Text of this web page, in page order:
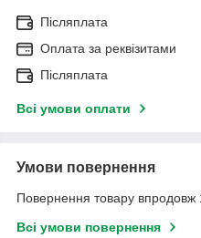
Післяплата
Оплата за реквізитами
Післяплата
Всі умови оплати
Умови повернення
Повернення товару впродовж
Всі умови повернення